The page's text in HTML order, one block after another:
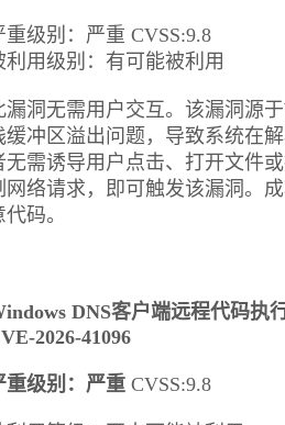
重级别：严重 CVSS:9.8
利用级别：有可能被利用
漏洞无需用户交互。该漏洞源
缓冲区溢出问题，导致系统在
无需诱导用户点击、打开文件
网络请求，即可触发该漏洞。
代码。
DNS客户端远程代码执
2026-41096
重级别：严重 CVSS:9.8